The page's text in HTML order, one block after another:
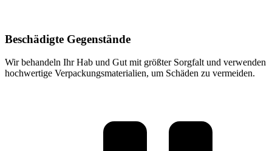
Beschädigte Gegenstände
Wir behandeln Ihr Hab und Gut mit größter Sorgfalt und verwenden
hochwertige Verpackungsmaterialien, um Schäden zu vermeiden.